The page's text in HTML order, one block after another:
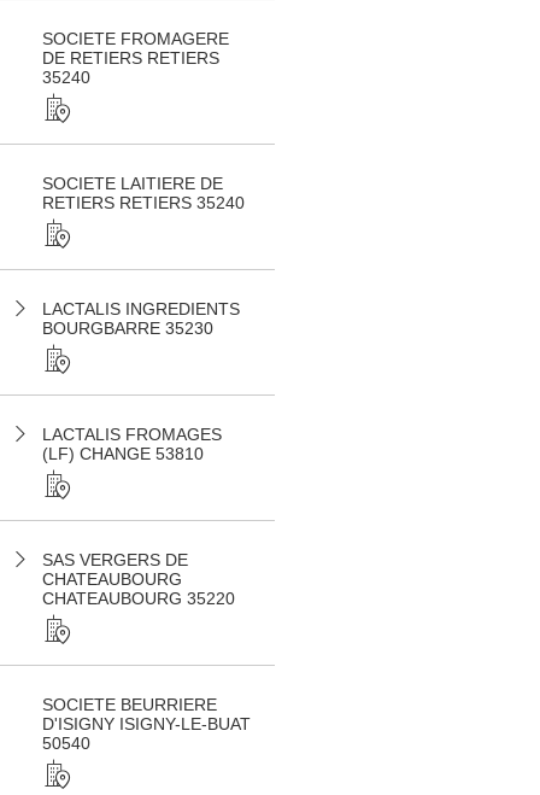
SOCIETE FROMAGERE
DE RETIERS RETIERS
35240
SOCIETE LAITIERE DE
RETIERS RETIERS 35240
LACTALIS INGREDIENTS
BOURGBARRE 35230
LACTALIS FROMAGES
(LF) CHANGE 53810
SAS VERGERS DE
CHATEAUBOURG
CHATEAUBOURG 35220
SOCIETE BEURRIERE
D'ISIGNY ISIGNY-LE-BUAT
50540